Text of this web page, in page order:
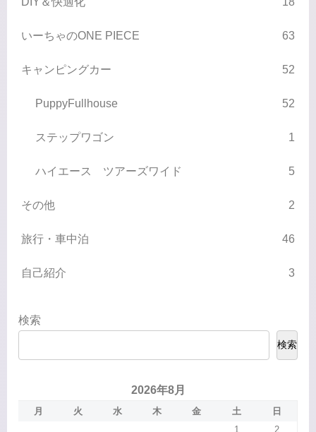
いーちゃのONE PIECE 63
キャンピングカー 52
PuppyFullhouse 52
ステップワゴン 1
ハイエース ツアーズワイド 5
その他 2
旅行・車中泊 46
自己紹介 3
検索
検索
2026年8月
月 火 水 木 金 土
日
1
2